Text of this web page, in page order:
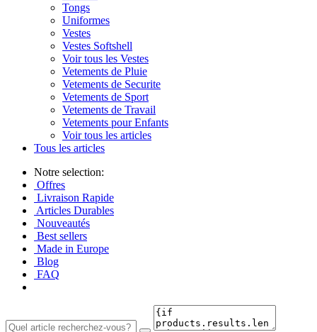
Tongs
Uniformes
Vestes
Vestes Softshell
Voir tous les Vestes
Vetements de Pluie
Vetements de Securite
Vetements de Sport
Vetements de Travail
Vetements pour Enfants
Voir tous les articles
Tous les articles
Notre selection:
Offres
Livraison Rapide
Articles Durables
Nouveautés
Best sellers
Made in Europe
Blog
FAQ